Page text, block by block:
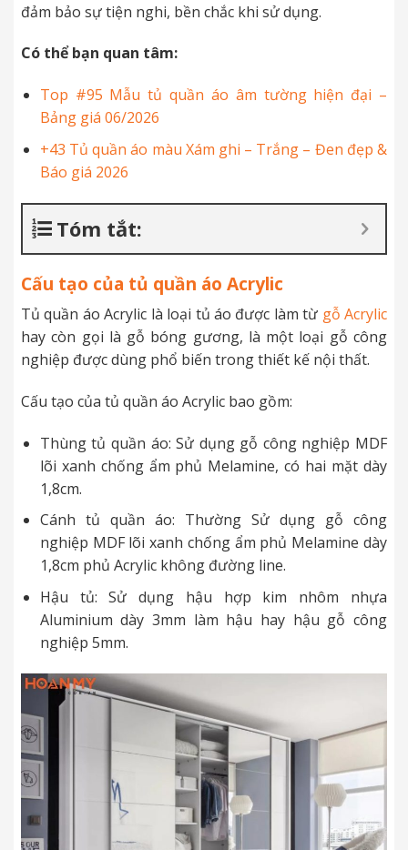
đảm bảo sự tiện nghi, bền chắc khi sử dụng.
Có thể bạn quan tâm:
Top #95 Mẫu tủ quần áo âm tường hiện đại –
Bảng giá 06/2026
+43 Tủ quần áo màu Xám ghi – Trắng – Đen đẹp &
Báo giá 2026
Tóm tắt:
Cấu tạo của tủ quần áo Acrylic
Tủ quần áo Acrylic là loại tủ áo được làm từ gỗ Acrylic
hay còn gọi là gỗ bóng gương, là một loại gỗ công
nghiệp được dùng phổ biến trong thiết kế nội thất.
Cấu tạo của tủ quần áo Acrylic bao gồm:
Thùng tủ quần áo: Sử dụng gỗ công nghiệp MDF
lõi xanh chống ẩm phủ Melamine, có hai mặt dày
1,8cm.
Cánh tủ quần áo: Thường Sử dụng gỗ công
nghiệp MDF lõi xanh chống ẩm phủ Melamine dày
1,8cm phủ Acrylic không đường line.
Hậu tủ: Sử dụng hậu hợp kim nhôm nhựa
Aluminium dày 3mm làm hậu hay hậu gỗ công
nghiệp 5mm.